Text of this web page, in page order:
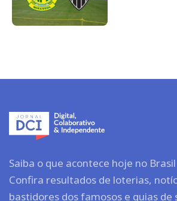
Saiba o que acontece hoje no
Confira resultados de loterias,
bastidores dos famosos e guias de